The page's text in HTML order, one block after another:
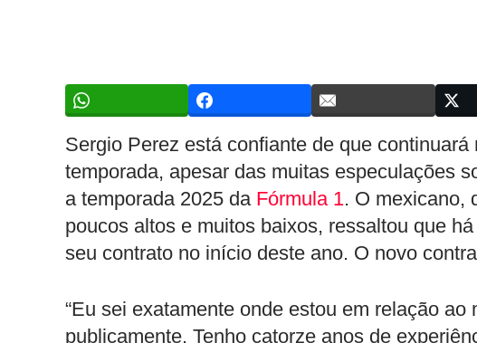
Sergio Perez está confiante de que continuará
temporada, apesar das muitas especulações
a temporada 2025 da Fórmula 1. O mexicano,
poucos altos e muitos baixos, ressaltou que
seu contrato no início deste ano. O novo
“Eu sei exatamente onde estou em relação
publicamente. Tenho catorze anos de